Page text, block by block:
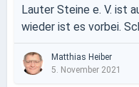
Lauter Steine e. V. ist
wieder ist es vorbei.
Matthias Heiber
5. November 2021